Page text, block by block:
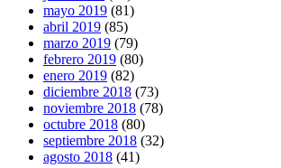
mayo 2019 (81)
abril 2019 (85)
marzo 2019 (79)
febrero 2019 (80)
enero 2019 (82)
diciembre 2018 (73)
noviembre 2018 (78)
octubre 2018 (80)
septiembre 2018 (32)
agosto 2018 (41)